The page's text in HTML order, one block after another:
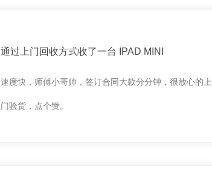
通过上门回收方式收了一台 IPAD MINI
速度快，师傅小哥帅，签订合同大款分分钟，很放心的上
门验货，点个赞。